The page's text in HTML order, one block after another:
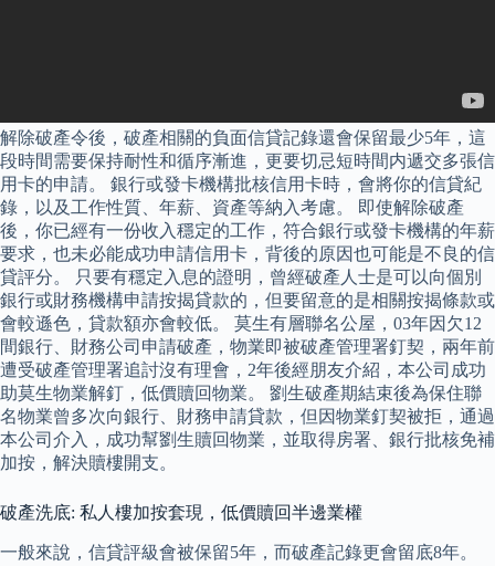
解除破產令後，破產相關的負面信貸記錄還會保留最少5年，這
段時間需要保持耐性和循序漸進，更要切忌短時間内遞交多張信
用卡的申請。 銀行或發卡機構批核信用卡時，會將你的信貸紀
錄，以及工作性質、年薪、資產等納入考慮。 即使解除破產
後，你已經有一份收入穩定的工作，符合銀行或發卡機構的年薪
要求，也未必能成功申請信用卡，背後的原因也可能是不良的信
貸評分。 只要有穩定入息的證明，曾經破產人士是可以向個別
銀行或財務機構申請按揭貸款的，但要留意的是相關按揭條款或
會較遜色，貸款額亦會較低。 莫生有層聯名公屋，03年因欠12
間銀行、財務公司申請破產，物業即被破產管理署釘契，兩年前
遭受破產管理署追討沒有理會，2年後經朋友介紹，本公司成功
助莫生物業解釘，低價贖回物業。 劉生破產期結束後為保住聯
名物業曾多次向銀行、財務申請貸款，但因物業釘契被拒，通過
本公司介入，成功幫劉生贖回物業，並取得房署、銀行批核免補
加按，解決贖樓開支。
破產洗底: 私人樓加按套現，低價贖回半邊業權
一般來說，信貸評級會被保留5年，而破產記錄更會留底8年。